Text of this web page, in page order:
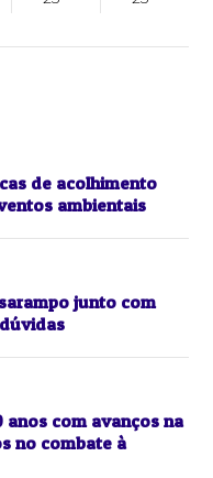
de acolhimento
ambientais
junto com
anos com avanços na
no combate à